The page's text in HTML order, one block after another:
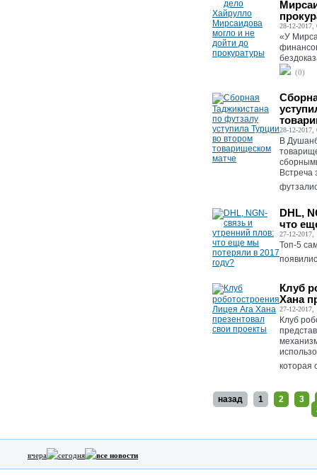
28-12-2017,
«У
(0)
28-12-2017,
В
Встреча
DHL,
что
27-12-2017,
Топ-5
Клуб
Хана
27-12-2017,
Клуб
которая
назад 1 2
3
вчера сегодня все новости